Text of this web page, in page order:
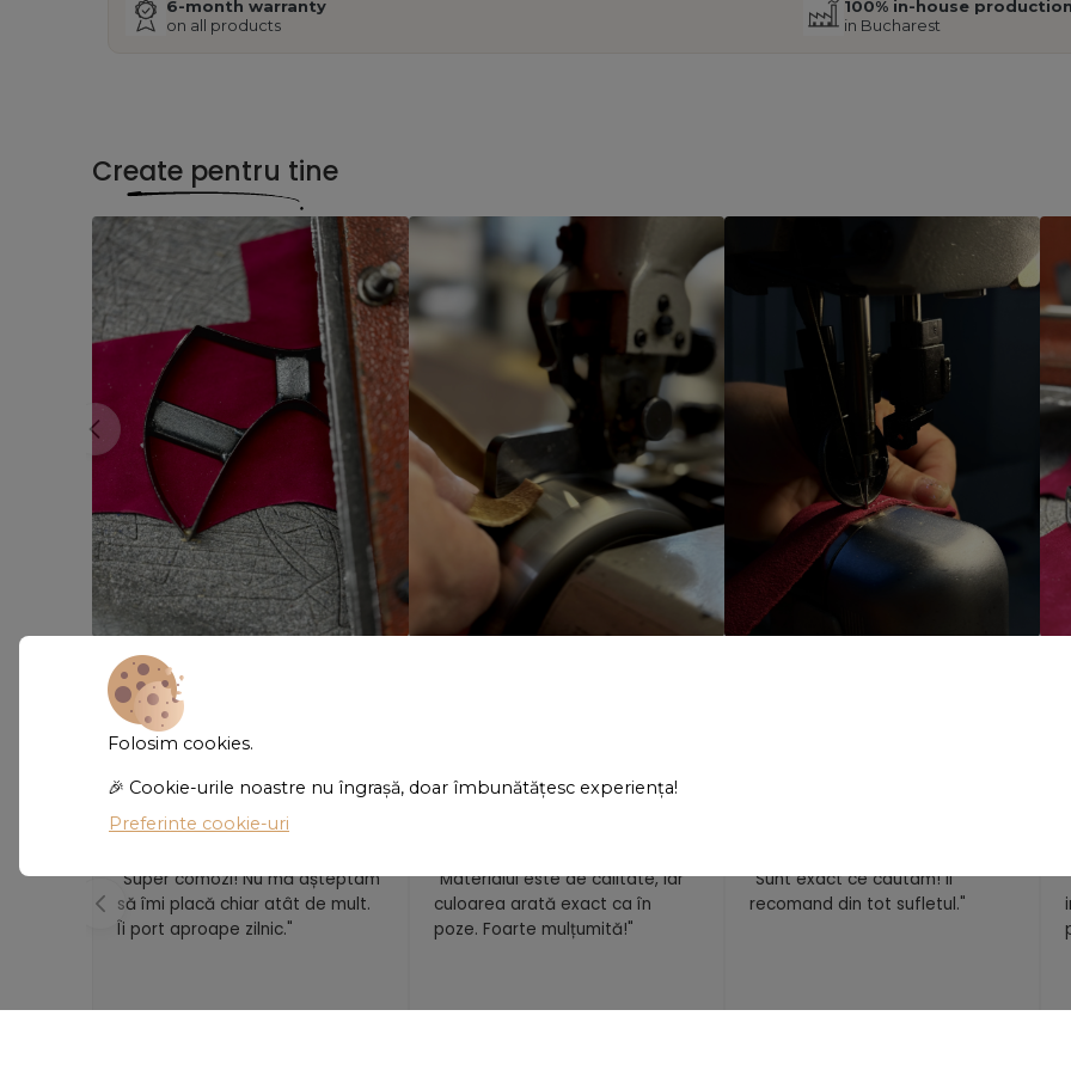
Folosim cookies.
🎉 Cookie-urile noastre nu îngrașă, doar îmbunătățesc experiența!
Preferinte cookie-uri
6-month warranty
on all products
100% in-house
in Bucharest
Create pentru tine
Totul începe cu o tăietură precisă.
Recenzii
"Super comozi! Nu mă așteptam
să îmi placă chiar atât de mult.
Îi port aproape zilnic."
"Materialul este de calitate, iar
culoarea arată exact ca în
poze. Foarte mulțumită!"
"Sunt exact ce cautam! Ii
recomand din tot sufletul."